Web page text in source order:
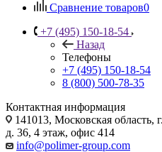
Сравнение товаров0
+7 (495) 150-18-54
Назад
Телефоны
+7 (495) 150-18-54
8 (800) 500-78-35
Контактная информация
141013, Московская
д. 36, 4 этаж, офис 414
info@polimer-group.com